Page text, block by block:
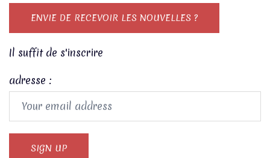
Il suffit de s'inscrire
adresse :